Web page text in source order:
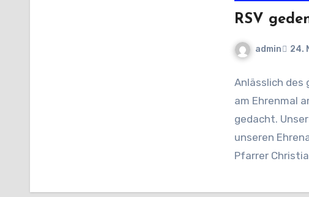
RSV
admin 24.
Anlässlich des
am Ehrenmal
gedacht.
unseren
Pfarrer